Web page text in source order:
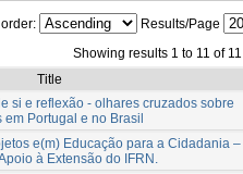
order: Results/Page
Showing results 1 to 11 of 11
Title
si e reflexão - olhares cruzados sobre
Portugal e no Brasil
e(m) Educação para a Cidadania –
à Extensão do IFRN.